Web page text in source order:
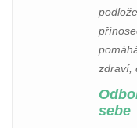
zdraví,
sebe